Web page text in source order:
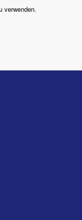
verwenden.